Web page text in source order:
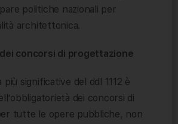
politiche nazionali per
architettonica.
concorsi di progettazione
significative del ddl 1112 è
dei concorsi di
tutte le opere pubbliche, non